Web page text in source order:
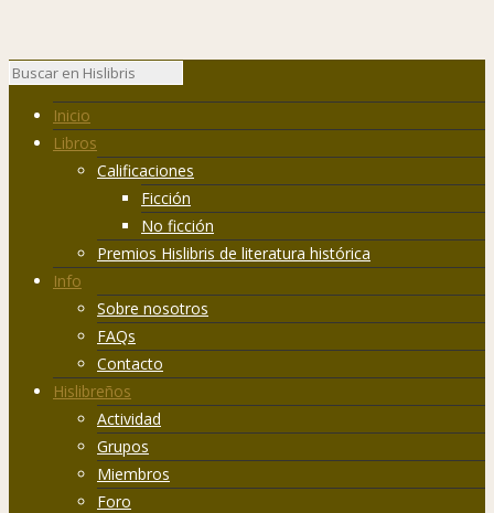
Inicio
Libros
Calificaciones
Ficción
No ficción
Premios Hislibris de literatura histórica
Info
Sobre nosotros
FAQs
Contacto
Hislibreños
Actividad
Grupos
Miembros
Foro